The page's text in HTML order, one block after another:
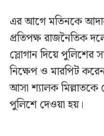
এর আগে মতিনকে
প্রতিপক্ষ রাজনৈতিক
স্লোগান দিয়ে পুলিশের
নিক্ষেপ ও মারপিট
আসা শ্যালক
পুলিশে দেওয়া হয়।